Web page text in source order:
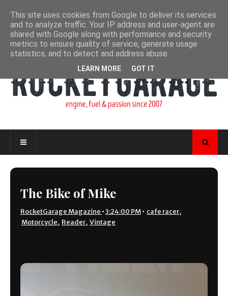
The Bike of Mike
RocketGarage Magazine •3:24:00 PM• cafe racer,
Motorcycle, Reader, Vintage
This site uses cookies from Google to deliver its services
and to analyze traffic. Your IP address and user-agent are
shared with Google along with performance and security
metrics to ensure quality of service, generate usage
statistics, and to detect and address abuse.
LEARN MORE GOT IT